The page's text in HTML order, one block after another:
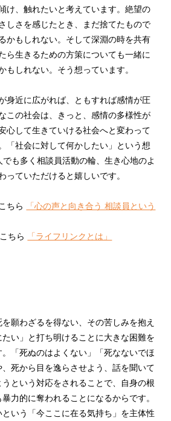
け、触れたいと考えています。絶望の
しさを感じたとき、まだ捨てたもので
かもしれない。そして深淵の時を共有
ら生きるための方策についても一緒に
もしれない。そう想っています。
身近に広がれば、ともすれば感情が圧
この社会は、きっと、感情の多様性が
心して生きていける社会へと変わって
「社会に対して何かしたい」という想
も多く相談員活動の輪、生き心地のよ
っていただけると嬉しいです。
ちら
「心の声と向き合う 相談員という
ちら
「ライフリンクとは」
願わざるを得ない、その苦しみを抱え
い」と打ち明けることに大きな困難を
「死ぬのはよくない」「死なないでほ
、死から目を逸らさせよう、話を聞いて
という対応をされることで、自身の根
力的に奪われることになるからです。
いう「今ここに在る気持ち」を主体性